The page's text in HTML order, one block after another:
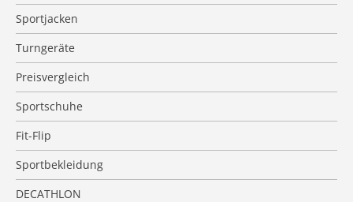
Sportjacken
Turngeräte
Preisvergleich
Sportschuhe
Fit-Flip
Sportbekleidung
DECATHLON